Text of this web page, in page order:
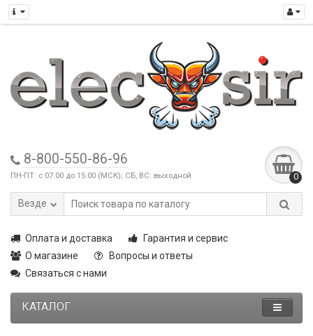
8-800-550-86-96
ПН-ПТ: с 07:00 до 15:00 (МСК); СБ, ВС: выходной 0
Везде
Оплата и доставка
Гарантия и сервис
О магазине
Вопросы и ответы
Связаться с нами
КАТАЛОГ